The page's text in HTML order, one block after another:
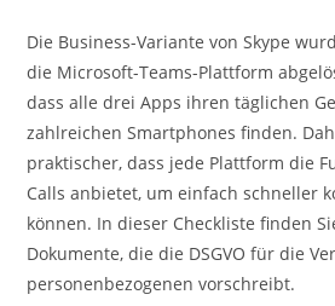
Die Business-Variante von Skype
die Microsoft-Teams-Plattform
dass alle drei Apps ihren täglichen
zahlreichen Smartphones finden.
praktischer, dass jede Plattform die
Calls anbietet, um einfach schneller
können. In dieser Checkliste finden
Dokumente, die die DSGVO für die
personenbezogenen vorschreibt.